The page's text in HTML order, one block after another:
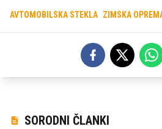
AVTOMOBILSKA STEKLA ZIMSKA
SORODNI ČLANKI